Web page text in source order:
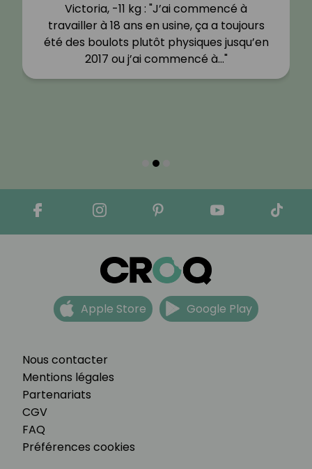
Victoria, -11 kg : "J’ai commencé à
travailler à 18 ans en usine, ça a toujours
été des boulots plutôt physiques jusqu’en
2017 ou j’ai commencé à…"
Nous contacter
Mentions légales
Partenariats
CGV
FAQ
Préférences cookies
Apple Store Google Play